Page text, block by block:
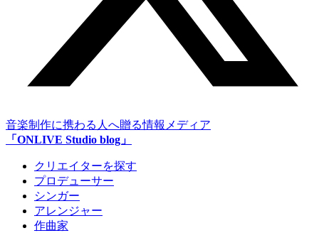
音楽制作に携わる人へ贈る情報メディア
「ONLIVE Studio blog」
クリエイターを探す
プロデューサー
シンガー
アレンジャー
作曲家